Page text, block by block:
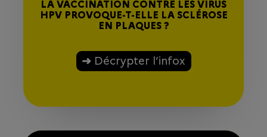
LA VACCINATION CONTRE LES VIRUS
HPV PROVOQUE-T-ELLE LA SCLÉROSE
EN PLAQUES ?
Décrypter l’infox